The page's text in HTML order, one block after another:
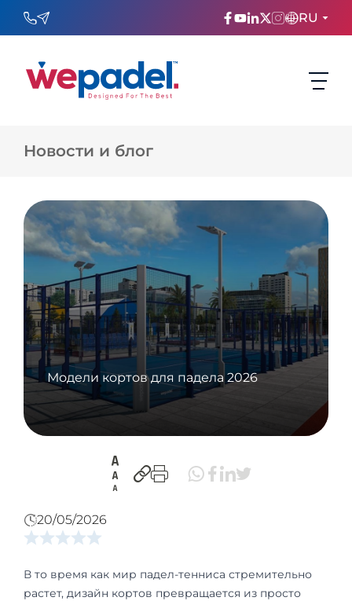
RU
ENGLISH
عربي
Русский
Новости и блог
Модели кортов для падела 2026
20/05/2026
В то время как мир падел-тенниса стремительно
растет, дизайн кортов превращается из просто